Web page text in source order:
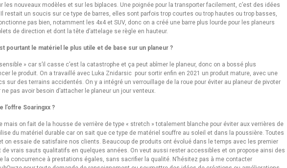
les nouveaux modèles et sur les biplaces. Une poignée pour la transporter facilement, c’est des idées
restait un soucis sur ce type de barres, elles sont parfois trop courtes ou trop hautes ou trop basses,
pas bien, notamment les 4x4 et SUV, donc on a créé une barre plus lourde pour les planeurs
de direction et dont la tête d’attelage se règle en hauteur.
pourtant le matériel le plus utile et de base sur un planeur ?
» car s’il casse c’est la catastrophe et ça peut abîmer le planeur, donc on a bossé plus
le produit. On a travaillé avec Luka Znidarsic pour sortir enfin en 2021 un produit mature, avec une
sur des terrains accidentés. On y a intégré un verrouillage de la roue pour éviter au planeur de pivoter
pas avoir besoin d’attacher le planeur un jour venteux.
l’offre Soaringxx ?
mais on fait de la housse de verrière de type « stretch » totalement blanche pour éviter aux verrières de
du matériel durable car on sait que ce type de matériel souffre au soleil et dans la poussière. Toutes
on essaie de satisfaire nos clients. Beaucoup de produits ont évolué dans le temps avec les premier
de vrais sauts qualitatifs en quelques années. On veut aussi rester accessibles et on propose ainsi des
la concurrence à prestations égales, sans sacrifier la qualité. N’hésitez pas à me contacter